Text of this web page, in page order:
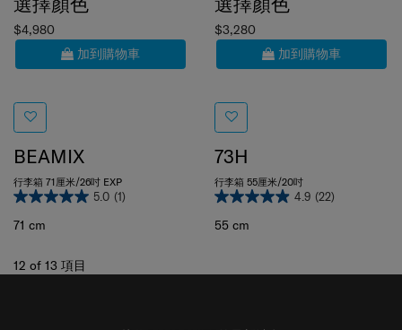
$4,980
加到購物車
BEAMIX
行李箱 71厘米/26吋 EXP
5.0 (1)
71 cm
$3,280
加到購物車
73H
行李箱 55厘米/20吋
4.9
55 cm